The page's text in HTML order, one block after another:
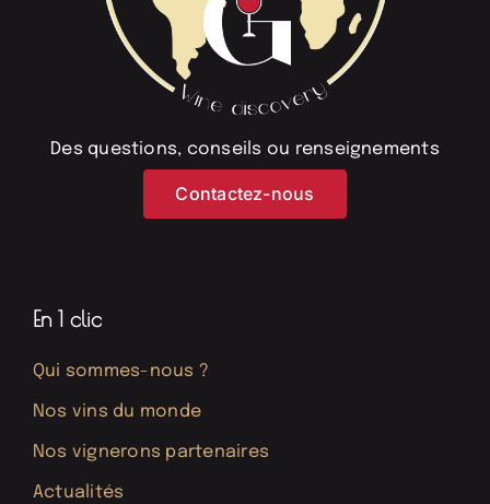
Des questions, conseils ou renseignements
Contactez-nous
En 1 clic
Qui sommes-nous ?
Nos vins du monde
Nos vignerons partenaires
Actualités